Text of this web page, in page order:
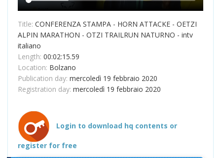
Title: CONFERENZA STAMPA - HORN ATTACKE - OETZI
ALPIN MARATHON - OTZI TRAILRUN NATURNO - intv
italiano
Length: 00:02:15.59
Location: Bolzano
Publication day: mercoledì 19 febbraio 2020
Registration day: mercoledì 19 febbraio 2020
Login to download hq contents or
register for free